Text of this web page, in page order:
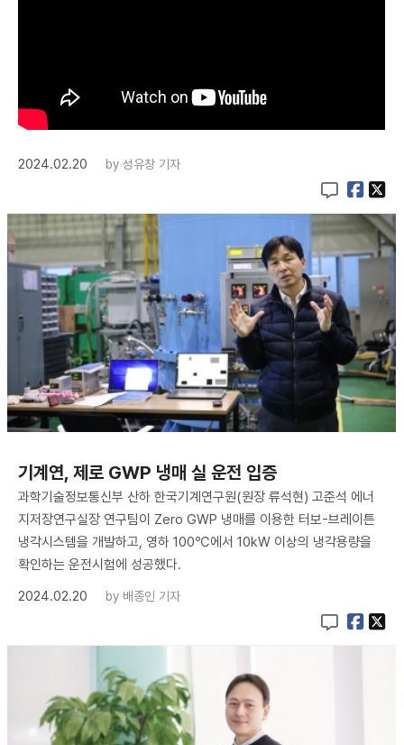
2024.02.20 by 성유창 기자
기계연, 제로 GWP 냉매 실 운전 입증
과학기술정보통신부 산하 한국기계연구원(원장 류석현) 고준석 에너
지저장연구실장 연구팀이 Zero GWP 냉매를 이용한 터보-브레이튼
냉각시스템을 개발하고, 영하 100℃에서 10kW 이상의 냉각용량을
확인하는 운전시험에 성공했다.
2024.02.20
by 배종인 기자